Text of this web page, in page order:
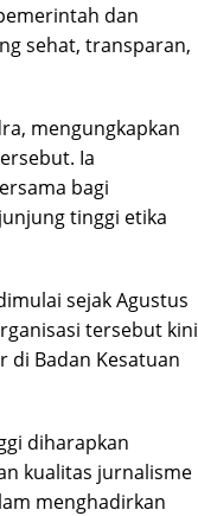
dan
sehat, transparan,
mengungkapkan
Ia
bagi
tinggi etika
sejak Agustus
tersebut kini
di Badan Kesatuan
diharapkan
kualitas jurnalisme
menghadirkan